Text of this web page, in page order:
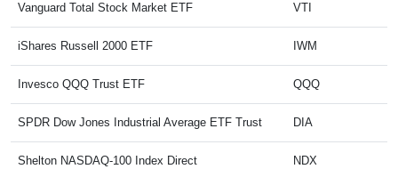
Vanguard Total Stock Market ETF VTI
iShares Russell 2000 ETF IWM
Invesco QQQ Trust ETF QQQ
SPDR Dow Jones Industrial Average ETF Trust DIA
Shelton NASDAQ-100 Index Direct NDX